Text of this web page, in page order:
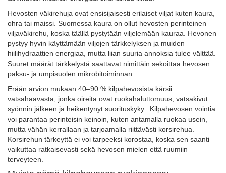
Hevosten väkirehuja ovat ensisijaisesti erilaiset viljat kuten kaura,
ohra tai maissi. Suomessa kaura on ollut hevosten perinteinen
viljaväkirehu, koska täällä pystytään viljelemään kauraa. Hevonen
pystyy hyvin käyttämään viljojen tärkkelyksen ja muiden
hiilihydraattien energiaa, mutta liian suuria annoksia tulee välttää.
Suuret määrät tärkkelystä saattavat nimittäin sekoittaa hevosen
paksu- ja umpisuolen mikrobitoiminnan.
Erään arvion mukaan 40–90 % kilpahevosista kärsii
vatsahaavasta, jonka oireita ovat ruokahaluttomuus, vatsakivut
syönnin jälkeen ja heikentynyt suorituskyky. Kilpahevosen vointia
voi parantaa perinteisin keinoin, kuten antamalla ruokaa usein,
mutta vähän kerrallaan ja tarjoamalla riittävästi korsirehua.
Korsirehun tärkeyttä ei voi tarpeeksi korostaa, koska sen saanti
vaikuttaa ratkaisevasti sekä hevosen mielen että ruumiin
terveyteen.